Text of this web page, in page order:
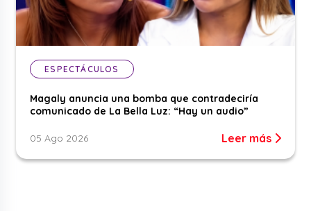
ESPECTÁCULOS
Magaly anuncia una bomba que contradeciría
comunicado de La Bella Luz: “Hay un audio”
05 Ago 2026 Leer más